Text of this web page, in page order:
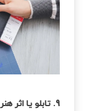
9. تابلو یا اثر هنری